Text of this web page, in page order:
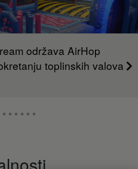
održava AirHop
toplinskih valova